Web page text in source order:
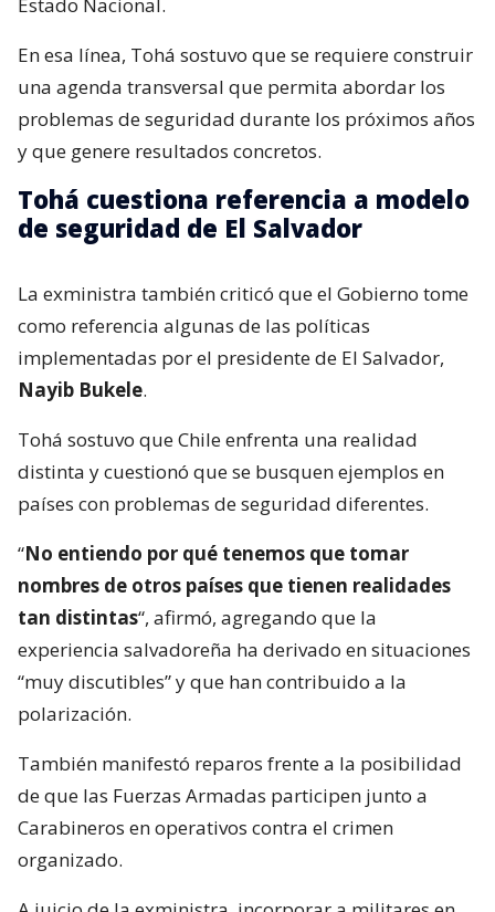
En esa línea, Tohá sostuvo que se requiere construir
una agenda transversal que permita abordar los
problemas de seguridad durante los próximos años
y que genere resultados concretos.
Tohá cuestiona referencia a modelo
de seguridad de El Salvador
La exministra también criticó que el Gobierno tome
como referencia algunas de las políticas
implementadas por el presidente de El Salvador,
Nayib Bukele.
Tohá sostuvo que Chile enfrenta una realidad
distinta y cuestionó que se busquen ejemplos en
países con problemas de seguridad diferentes.
“No entiendo por qué tenemos que tomar
nombres de otros países que tienen realidades
tan distintas“, afirmó, agregando que la
experiencia salvadoreña ha derivado en situaciones
“muy discutibles” y que han contribuido a la
polarización.
También manifestó reparos frente a la posibilidad
de que las Fuerzas Armadas participen junto a
Carabineros en operativos contra el crimen
organizado.